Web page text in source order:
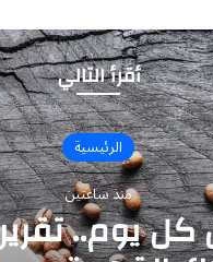
أقرأ التالي
الرئيسية
منذ ساعتين
كل يوم..